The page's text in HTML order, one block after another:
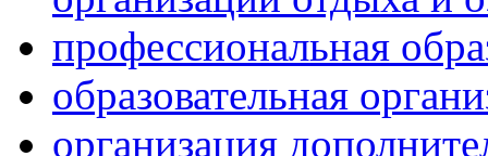
профессиональная
образовательная
организация